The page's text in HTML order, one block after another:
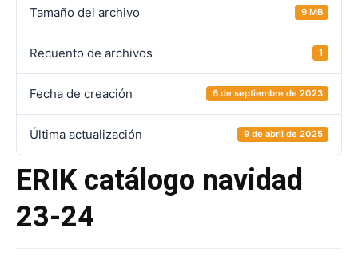
Tamaño del archivo 9 MB
Recuento de archivos 1
Fecha de creación 6 de septiembre de 2023
Última actualización 9 de abril de 2025
ERIK catálogo navidad
23-24